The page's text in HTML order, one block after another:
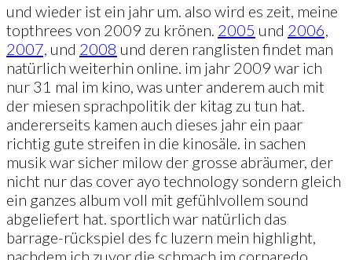
und wieder ist ein jahr um. also wird es zeit, meine
topthrees von 2009 zu krönen. 2005 und 2006,
2007, und 2008 und deren ranglisten findet man
natürlich weiterhin online. im jahr 2009 war ich
nur 31 mal im kino, was unter anderem auch mit
der miesen sprachpolitik der kitag zu tun hat.
andererseits kamen auch dieses jahr ein paar
richtig gute streifen in die kinosäle. in sachen
musik war sicher milow der grosse abräumer, der
nicht nur das cover ayo technology sondern gleich
ein ganzes album voll mit gefühlvollem sound
abgeliefert hat. sportlich war natürlich das
barrage-rückspiel des fc luzern mein highlight,
nachdem ich zuvor die schmach im cornaredo